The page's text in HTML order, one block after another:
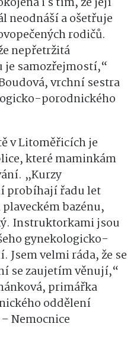
neodnáší a ošetřuje
rodičů.
nepřetržitá
samozřejmostí,“
vrchní sestra
porodnického
v Litoměřicích je
které maminkám
„Kurzy
probíhají řadu let
bazénu,
Instruktorkami jsou
gynekologicko-
Jsem velmi ráda, že se
se zaujetím věnují,“
primářka
oddělení
Nemocnice